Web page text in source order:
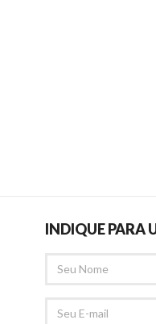
INDIQUE PARA
NOME
EMAIL